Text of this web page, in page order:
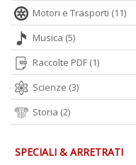
Motori e Trasporti (11)
Musica (5)
Raccolte PDF (1)
Scienze (3)
Storia (2)
SPECIALI & ARRETRATI